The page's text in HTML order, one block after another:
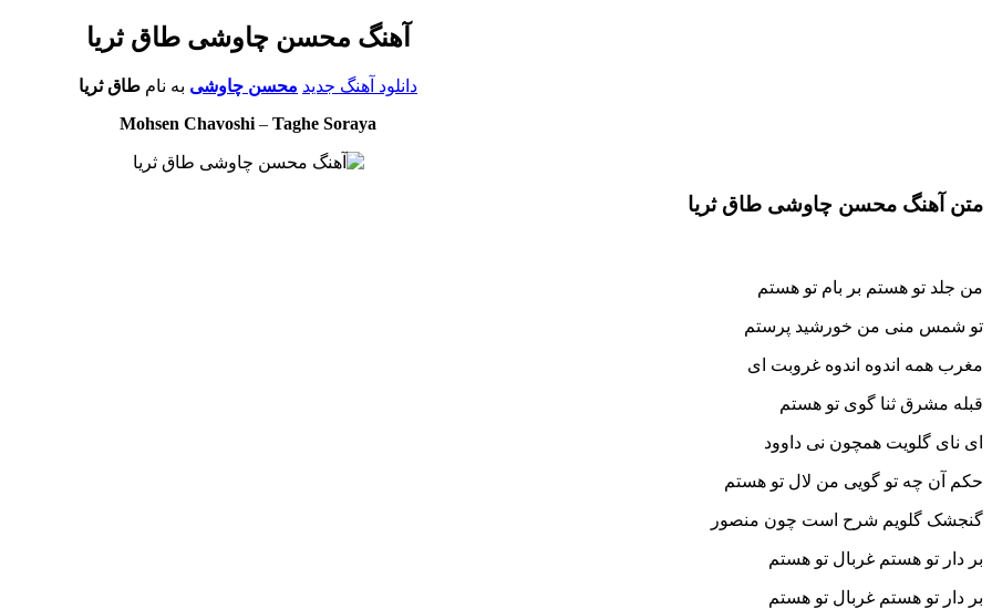
آهنگ محسن چاوشی طاق ثریا
دانلود آهنگ جدید محسن چاوشی به نام طاق ثریا
Mohsen Chavoshi – Taghe Soraya
متن آهنگ محسن چاوشی طاق ثریا
من جلد تو هستم بر بام تو هستم
تو شمس منی من خورشید پرستم
مغرب همه اندوه اندوه غروبت ای
قبله مشرق ثنا گوی تو هستم
ای نای گلویت همچون نی داوود
حکم آن چه تو گویی من لال تو هستم
گنجشک گلویم شرح است چون منصور
بر دار تو هستم غربال تو هستم
بر دار تو هستم غربال تو هستم